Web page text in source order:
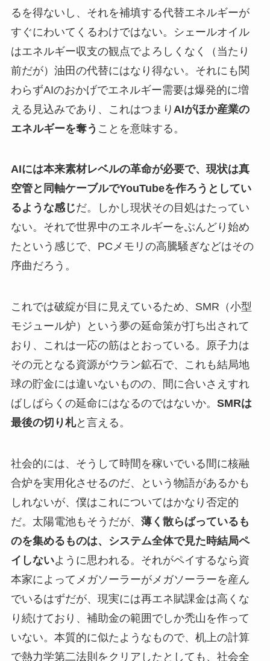
るを得ないし、それを補填する代替エネルギーが
すぐにわいてくるわけではない。シェールオイル
はエネルギー収支の観点でよろしくなく（当たり
前だが）油田の代替にはなり得ない。それにも関
わらずAIのおかげでエネルギー需要は爆発的に増
える見込みであり、これはつまり AIがほか産業の
エネルギーを奪う ことを意味する。
AIには本来素材レベルの革命が必要で、現状は真
空管と同軸ケーブルでYouTubeを作ろうとしてい
るような感じだ。しかし現状その目処はたってい
ない。それで世界中のエネルギーをぶんどり始め
たという感じで、PCメモリの高騰騒ぎなどはその
序曲だろう。
これでは破綻が目に見えているため、SMR（小型
モジュール炉）という夢の延命策が打ち出されて
おり、これは一応の筋はとおっている。原子力は
その元となる資源がウラン鉱石で、これも結局地
球の貯金には違いないものの、間に合いさえすれ
ばしばらくの延命にはなるのではないか。 SMRは
最後の切り札と言える。
社会的には、そうして時間を稼いでいる間に核融
合炉を実用化させるのだ、という物語があるかも
しれないが、僕はこれについてはかなり否定的
だ。太陽電池もそうだが、 薄く散らばっているも
のを集めるものは、システム全体で見た時結局ペ
イしないように思われる。それがペイするなら資
本家によってメガソーラーがメガソーラーを産ん
でいるはずだが、現実には再エネ賦課金は高くな
り続けており、補助金の範囲でしか禿山を作って
いない。本質的に似たようなもので、机上の計算
で熱力学第二法則をクリアしたとしても、社会全